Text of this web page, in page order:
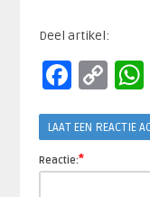
Deel artikel:
LAAT EEN REACTIE
Reactie:*